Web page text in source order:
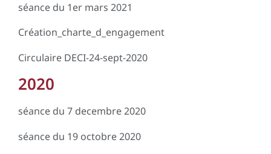
séance du 1er mars 2021
Création_charte_d_engagement
Circulaire DECI-24-sept-2020
2020
séance du 7 decembre 2020
séance du 19 octobre 2020